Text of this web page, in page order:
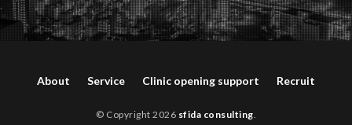
About Service Clinic opening support Recruit
© Copyright 2026 sfida consulting